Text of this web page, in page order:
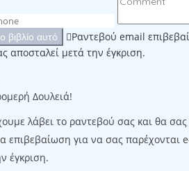
βιβλίο αυτό
Ραντεβού email
αποσταλεί μετά την έγκριση.
Δουλειά!
λάβει το ραντεβού σας και θα σας
επιβεβαίωση για να σας παρέχονται
έγκριση.